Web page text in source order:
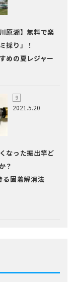
原湖】無料で楽
採り」！
めの夏レジャー
2021.5.20
なった振出竿ど
？
る固着解消法